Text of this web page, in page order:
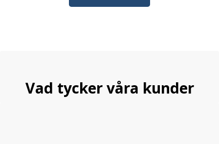
Vad tycker våra kunder